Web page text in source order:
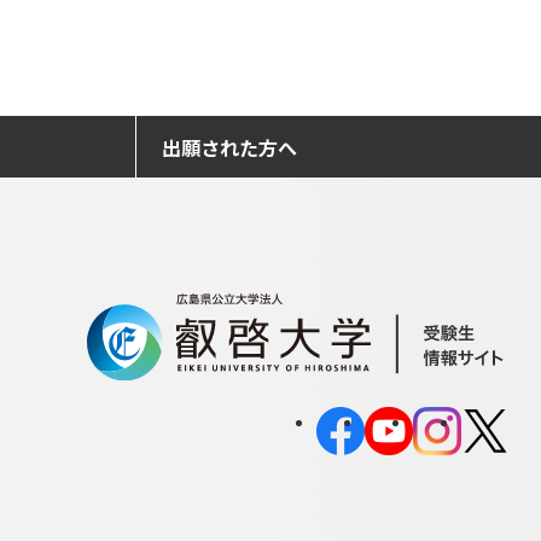
出願された方へ